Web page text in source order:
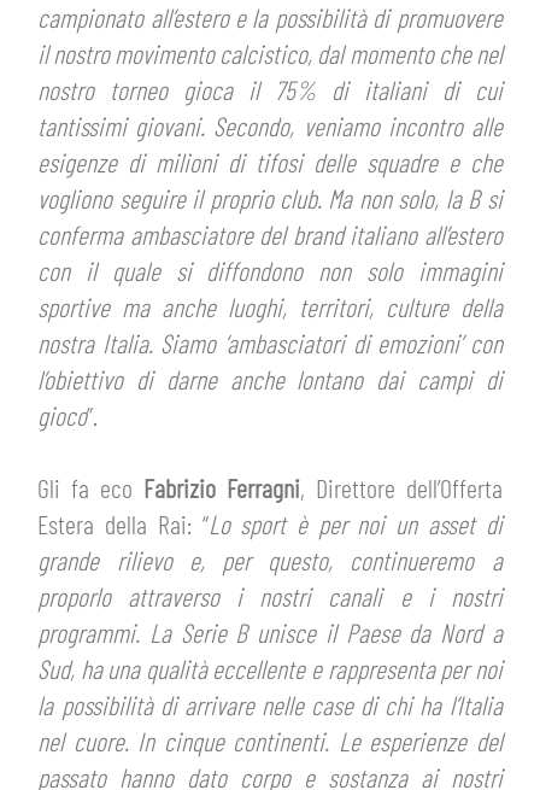
INFORMATIVA FINANZIARIA
PARTNER
MEDIA
campionato all’estero e la possibilità di promuovere
il nostro movimento calcistico, dal momento che nel
nostro torneo gioca il 75% di italiani di cui
tantissimi giovani. Secondo, veniamo incontro alle
esigenze di milioni di tifosi delle squadre e che
vogliono seguire il proprio club. Ma non solo, la B si
conferma ambasciatore del brand italiano all’estero
con il quale si diffondono non solo immagini
sportive ma anche luoghi, territori, culture della
nostra Italia. Siamo ‘ambasciatori di emozioni’ con
l’obiettivo di darne anche lontano dai campi di
gioco”.
Gli fa eco Fabrizio Ferragni, Direttore dell’Offerta
Estera della Rai: “Lo sport è per noi un asset di
grande rilievo e, per questo, continueremo a
proporlo attraverso i nostri canali e i nostri
programmi. La Serie B unisce il Paese da Nord a
Sud, ha una qualità eccellente e rappresenta per noi
la possibilità di arrivare nelle case di chi ha l’Italia
nel cuore. In cinque continenti. Le esperienze del
passato hanno dato corpo e sostanza ai nostri